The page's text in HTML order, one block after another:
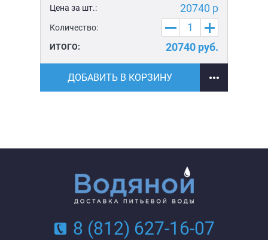
Цена за шт.: 20740 р
Количество:
ИТОГО: 20740 руб.
ДОБАВИТЬ В КОРЗИНУ
8 (812) 627-16-07